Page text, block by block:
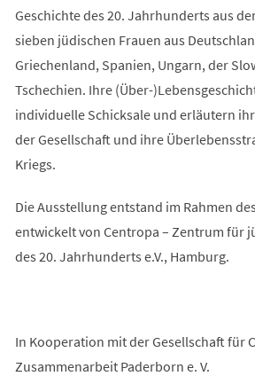
Geschichte des 20. Jahrhunderts aus
sieben jüdischen Frauen aus
Griechenland, Spanien, Ungarn, der
Tschechien. Ihre (Über-
individuelle Schicksale und erläutern
der Gesellschaft und ihre
Kriegs.
Die Ausstellung entstand im Rahmen
entwickelt von Centropa – Zentrum für
des 20. Jahrhunderts e.V., Hamburg.
In Kooperation mit der Gesellschaft für
Zusammenarbeit Paderborn e. V.